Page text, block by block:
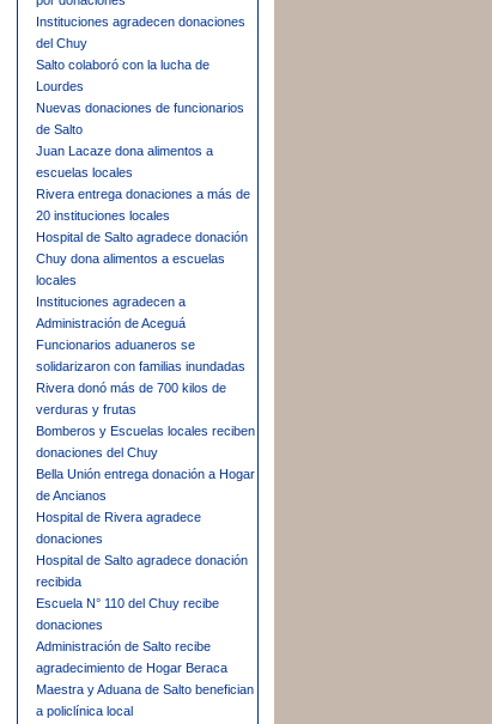
Instituciones agradecen donaciones
del Chuy
Salto colaboró con la lucha de
Lourdes
Nuevas donaciones de funcionarios
de Salto
Juan Lacaze dona alimentos a
escuelas locales
Rivera entrega donaciones a más de
20 instituciones locales
Hospital de Salto agradece donación
Chuy dona alimentos a escuelas
locales
Instituciones agradecen a
Administración de Aceguá
Funcionarios aduaneros se
solidarizaron con familias inundadas
Rivera donó más de 700 kilos de
verduras y frutas
Bomberos y Escuelas locales reciben
donaciones del Chuy
Bella Unión entrega donación a Hogar
de Ancianos
Hospital de Rivera agradece
donaciones
Hospital de Salto agradece donación
recibida
Escuela N° 110 del Chuy recibe
donaciones
Administración de Salto recibe
agradecimiento de Hogar Beraca
Maestra y Aduana de Salto benefician
a policlínica local